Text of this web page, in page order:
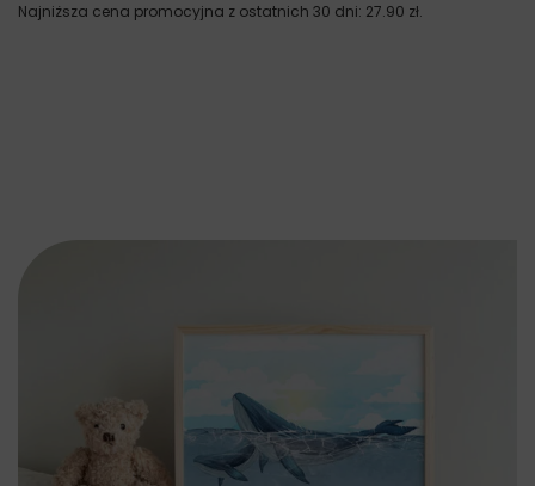
Najniższa cena promocyjna z ostatnich 30 dni: 27.90 zł.